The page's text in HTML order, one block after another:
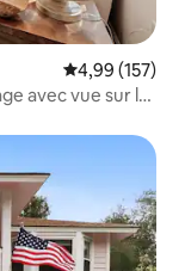
Évaluation
4,99 (157)
avec vue sur le